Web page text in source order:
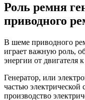
Роль ремня
приводного
В шеме приводного
играет важную роль,
энергии от двигателя к
Генератор, или
частью электрической
производство